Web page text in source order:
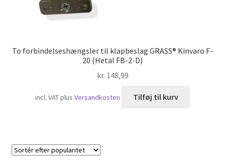
To forbindelseshængsler til klapbeslag GRASS® Kinvaro F-
20 (Hetal FB-2-D)
kr. 148,99
incl. VATplusVersandkosten Tilføj til kurv